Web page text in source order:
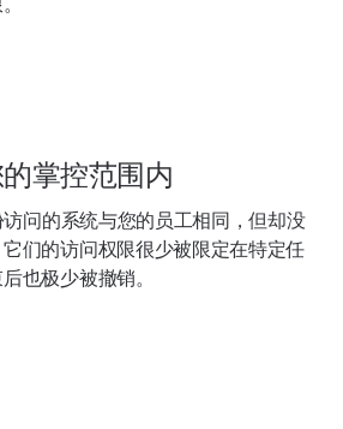
掌控范围内
问的系统与您的员工相同，但却没
们的访问权限很少被限定在特定任
也极少被撤销。